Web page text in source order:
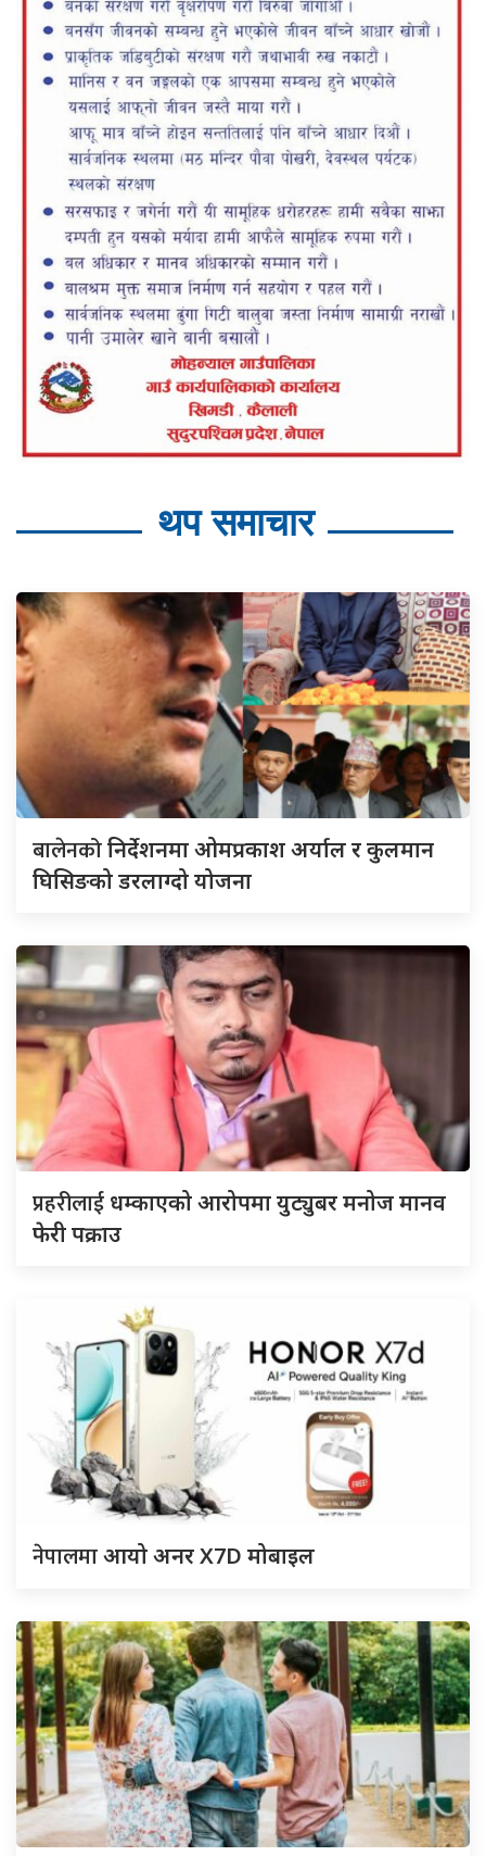
थप समाचार
बालेनकोनिर्देशनमा ओमप्रकाश अर्याल र कुलमान
घिसिङको डरलाग्दो योजना
प्रहरीलाई धम्काएको आरोपमा युट्युबर मनोज मानव
फेरी पक्राउ
नेपालमाआयो अनर X7D मोबाइल